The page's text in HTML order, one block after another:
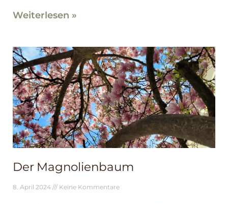
Weiterlesen »
Der Magnolienbaum
8. April 2024 Keine Kommentare